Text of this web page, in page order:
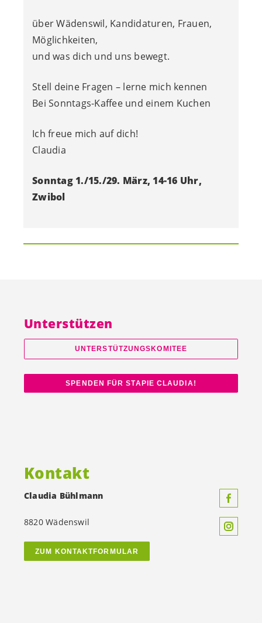
über Wädenswil, Kandidaturen, Frauen,
Möglichkeiten,
und was dich und uns bewegt.
Stell deine Fragen – lerne mich kennen
Bei Sonntags-Kaffee und einem Kuchen
Ich freue mich auf dich!
Claudia
Sonntag 1./15./29. März, 14-16 Uhr,
Zwibol
Unterstützen
UNTERSTÜTZUNGSKOMITEE
SPENDEN FÜR STAPIE CLAUDIA!
Kontakt
Claudia Bühlmann
8820 Wädenswil
ZUM KONTAKTFORMULAR